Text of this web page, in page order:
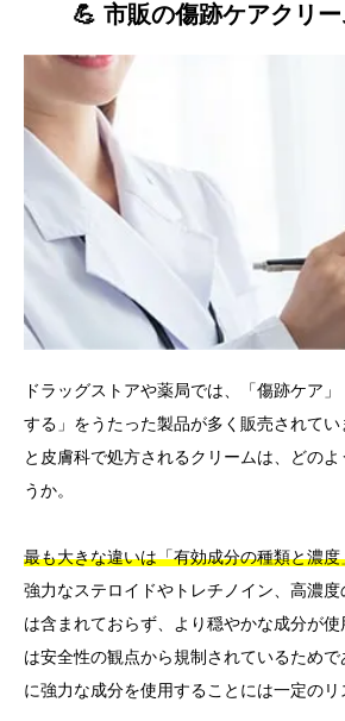
💪 市販の傷跡ケアクリ
ドラッグストアや薬局では、「傷跡ケア
する」をうたった製品が多く販売されて
と皮膚科で処方されるクリームは、どの
うか。
最も大きな違いは「有効成分の種類と濃度
強力なステロイドやトレチノイン、高濃
は含まれておらず、より穏やかな成分が
は安全性の観点から規制されているため
に強力な成分を使用することには一定のリ